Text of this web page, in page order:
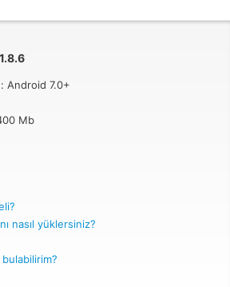
1.8.6
Android 7.0+
Mb
nasıl yüklersiniz?
bulabilirim?